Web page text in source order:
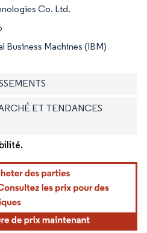
Co. Ltd.
Business Machines (IBM)
ET TENDANCES